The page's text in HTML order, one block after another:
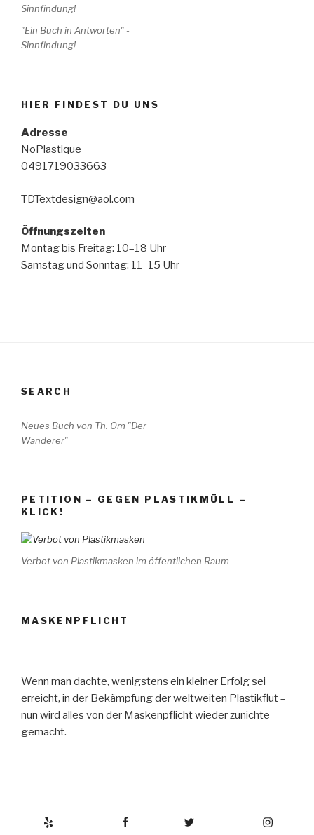
"Ein Buch in Antworten" -
Sinnfindung!
HIER FINDEST DU UNS
Adresse
NoPlastique
0491719033663
TDTextdesign@aol.com
Öffnungszeiten
Montag bis Freitag: 10–18 Uhr
Samstag und Sonntag: 11–15 Uhr
SEARCH
Neues Buch von Th. Om "Der
Wanderer"
PETITION – GEGEN PLASTIKMÜLL –
KLICK!
Verbot von Plastikmasken im öffentlichen Raum
MASKENPFLICHT
Wenn man dachte, wenigstens ein kleiner Erfolg sei
erreicht, in der Bekämpfung der weltweiten Plastikflut –
nun wird alles von der Maskenpflicht wieder zunichte
gemacht.